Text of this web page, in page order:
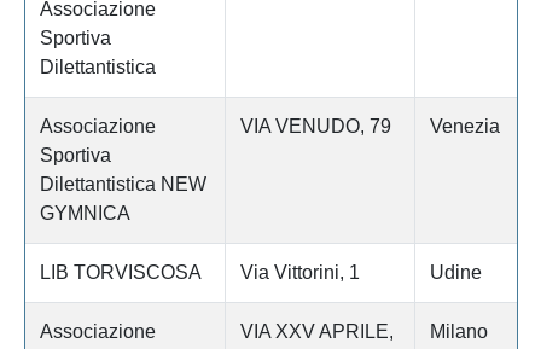
Associazione
Sportiva
Dilettantistica
Associazione
Sportiva
Dilettantistica NEW
GYMNICA
VIA VENUDO, 79 Venezia
LIB TORVISCOSA Via Vittorini, 1 Udine
Associazione
VIA XXV APRILE,
Milano